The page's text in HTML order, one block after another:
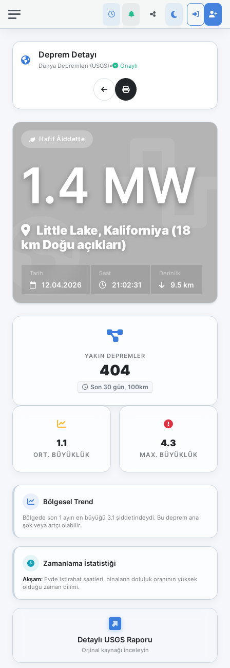
Deprem Detayı
Dünya Depremleri (USGS)• Onaylı
Hafif Åiddette
1.4 MW
Little Lake, Kaliforniya (18
km Doğu açıkları)
Tarih
12.04.2026
Saat
21:02:31
Derinlik
9.5 km
YAKIN DEPREMLER
404
Son 30 gün, 100km
1.1
ORT. BÜYÜKLÜK
4.3
MAX. BÜYÜKLÜK
Bölgesel Trend
Bölgede son 1 ayın en büyüğü 3.1 şiddetindeydi. Bu deprem ana
şok veya artçı olabilir.
Zamanlama İstatistiği
Akşam: Evde istirahat saatleri, binaların doluluk oranının yüksek
olduğu zaman dilimi.
Detaylı USGS Raporu
Orjinal kaynağı inceleyin
bağlantınız
koptu!
Çevrimdışı
moddasınız.